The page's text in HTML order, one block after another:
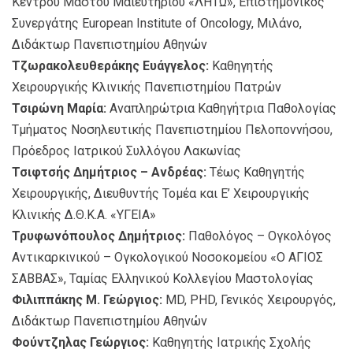
Συνεργάτης Εuropean Institute of Oncology, Μιλάνο,
Διδάκτωρ Πανεπιστημίου Αθηνών
Τζωρακολευθεράκης Ευάγγελος: Καθηγητής
Χειρουργικής Κλινικής Πανεπιστημίου Πατρών
Τσιρώνη Μαρία: Αναπληρώτρια Καθηγήτρια Παθολογίας
Τμήματος Νοσηλευτικής Πανεπιστημίου Πελοποννήσου,
Πρόεδρος Ιατρικού Συλλόγου Λακωνίας
Τσιφτσής Δημήτριος – Ανδρέας: Τέως Καθηγητής
Χειρουργικής, Διευθυντής Τομέα και Ε’ Χειρουργικής
Κλινικής Δ.Θ.Κ.Α. «ΥΓΕΙΑ»
Τρυφωνόπουλος Δημήτριος: Παθολόγος – Ογκολόγος
Αντικαρκινικού – Ογκολογικού Noσοκομείου «Ο ΑΓΙΟΣ
ΣΑΒΒΑΣ», Ταμίας Ελληνικού Κολλεγίου Μαστολογίας
Φιλιππάκης Μ. Γεώργιος: MD, PHD, Γενικός Χειρουργός,
Διδάκτωρ Πανεπιστημίου Αθηνών
Φούντζηλας Γεώργιος: Καθηγητής Ιατρικής Σχολής